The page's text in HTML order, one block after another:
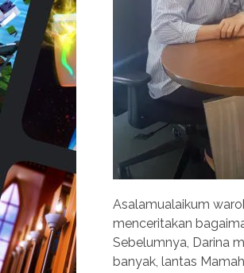
Asalamualaikum
menceritakan
Sebelumnya, Darina
banyak, lantas